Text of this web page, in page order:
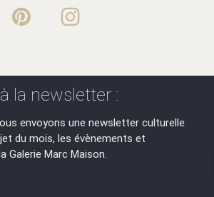
la newsletter :
envoyons une newsletter culturelle
du mois, les évènements et
Galerie Marc Maison.